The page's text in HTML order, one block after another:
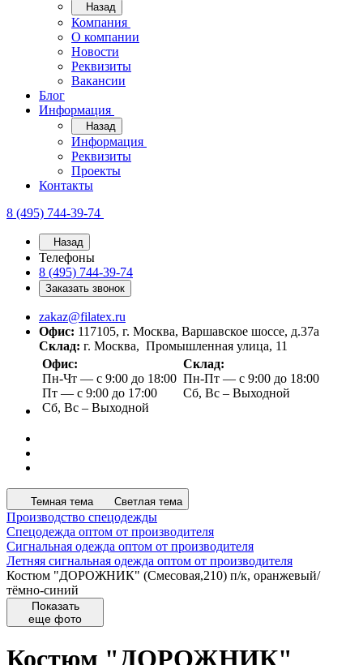
Назад
Компания
О компании
Новости
Реквизиты
Вакансии
Блог
Информация
Назад
Информация
Реквизиты
Проекты
Контакты
8 (495) 744-39-74
Назад
Телефоны
8 (495) 744-39-74
Заказать звонок
zakaz@filatex.ru
Офис: 117105, г. Москва, Варшавское шоссе, д.37а
Склад: г. Москва, Промышленная улица, 11
Офис:
Пн-Чт — с 9:00 до 18:00
Пт — с 9:00 до 17:00
Сб, Вс – Выходной
Склад:
Пн-Пт — с 9:00 до 18:00
Сб, Вс – Выходной
Темная тема Светлая тема
Производство спецодежды
Спецодежда оптом от производителя
Сигнальная одежда оптом от производителя
Летняя сигнальная одежда оптом от производителя
Костюм "ДОРОЖНИК" (Смесовая,210) п/к, оранжевый/
тёмно-синий
Показать
еще фото
Костюм "ДОРОЖНИК"